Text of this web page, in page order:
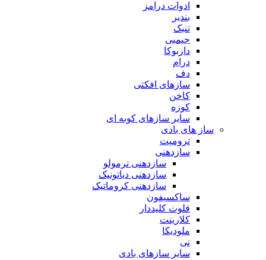
ادوات درامز
بندیر
تنبک
جیمبی
داربوکا
درام
دف
سازهای افکتی
کاخن
کوزه
سایر سازهای کوبه ای
ساز های بادی
ترومپت
سازدهنی
سازدهنی ترمولو
سازدهنی دیاتونیک
سازدهنی کروماتیک
ساکسیفون
فلوت کلیددار
کلارینت
ملودیکا
نی
سایر سازهای بادی